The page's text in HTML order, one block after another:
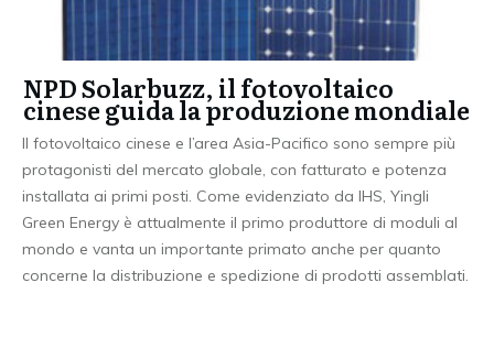
NPD Solarbuzz, il fotovoltaico
cinese guida la produzione mondiale
Il fotovoltaico cinese e l’area Asia-Pacifico sono sempre più
protagonisti del mercato globale, con fatturato e potenza
installata ai primi posti. Come evidenziato da IHS, Yingli
Green Energy è attualmente il primo produttore di moduli al
mondo e vanta un importante primato anche per quanto
concerne la distribuzione e spedizione di prodotti assemblati.